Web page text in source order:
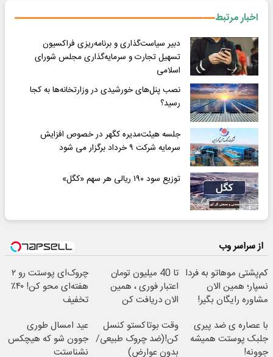
اخبار مرتبط
دبیر سیاست‌گذاری و برنامه‌ریزی فراکسیون
تسهیل تجارت و سرمایه‌گذاری مجلس شورای
اسلامی
نصب پنل‌های خورشیدی در وزارتخانه‌ها به کجا
رسید؟
جلسه هیئت‌مدیره کگهر در خصوص افزایش
سرمایه شرکت ۹ خرداد برگزار می شود
توزیع سود ۱۹۰ ریالی هر سهم «کگل»
از سراسر وب
کم‌پشتی موهاتو به فردا
نسپار؛ همین الان
مشاوره رایگان بگیر!
تا 40 میلیون تومان
اعتبار فوری ، همین
الان دریافت کن
چروک‌ای پوستت رو ۲
هفته‌ای محو کن! ۴۰٪
تخفیف
با عصاره ی ضد پیری
جلبک پوستت همیشه
جوونه!
وقت بوتاکستو کنسل
کن!(ضد چروک طبیعی/
بدون عوارض)
عید امسال طوری
جوون شو که هیچکس
نشناستت